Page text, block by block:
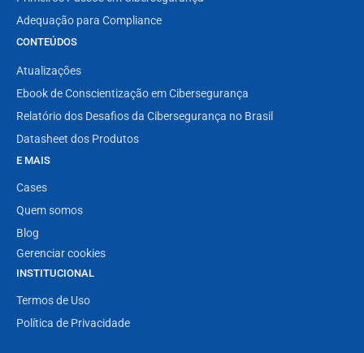
Adequação para Compliance
CONTEÚDOS
Atualizações
Ebook de Conscientização em Cibersegurança
Relatório dos Desafios da Cibersegurança no Brasil
Datasheet dos Produtos
E MAIS
Cases
Quem somos
Blog
Gerenciar cookies
INSTITUCIONAL
Termos de Uso
Política de Privacidade